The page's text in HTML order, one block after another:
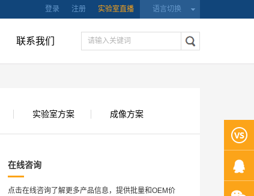
语言切换
登录 注册 实验室直播
联系我们
实验室方案 成像方案
在线咨询
点击在线咨询了解更多产品信息，提供批量和OEM价